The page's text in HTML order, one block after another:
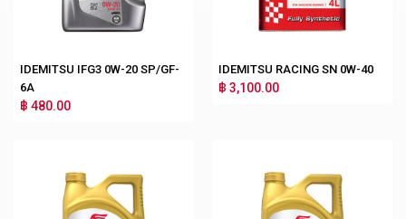
IDEMITSU IFG3 0W-20 SP/GF-
6A
฿ 480.00
IDEMITSU RACING SN 0W-40
฿ 3,100.00